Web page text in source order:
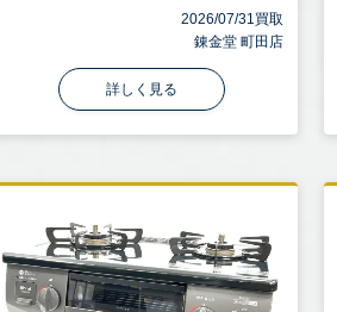
2026/07/31買取
錬金堂 町田店
詳しく見る